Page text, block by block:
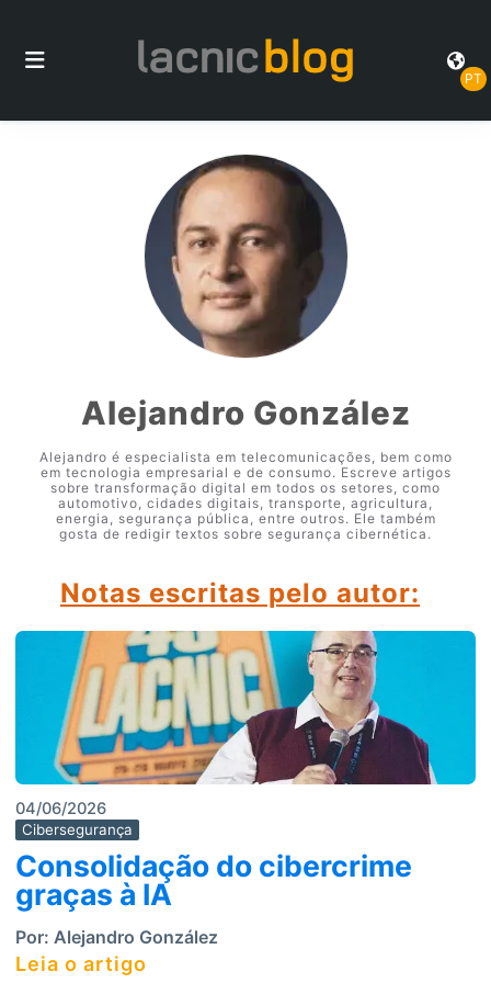
PT
Alejandro González
Alejandro é especialista em telecomunicações, bem como
em tecnologia empresarial e de consumo. Escreve artigos
sobre transformação digital em todos os setores, como
automotivo, cidades digitais, transporte, agricultura,
energia, segurança pública, entre outros. Ele também
gosta de redigir textos sobre segurança cibernética.
Notas escritas pelo autor:
04/06/2026
Cibersegurança
Consolidação do cibercrime
graças à IA
Por: Alejandro González
Leia o artigo